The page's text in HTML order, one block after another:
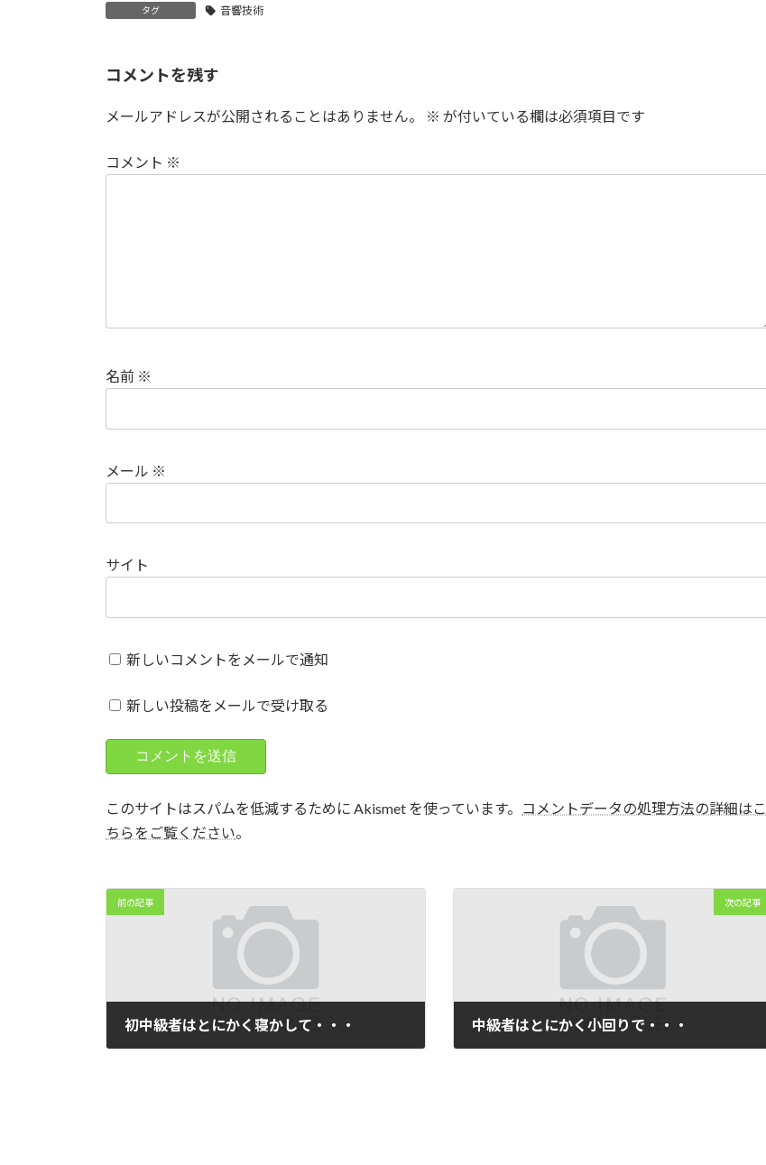
タグ 音響技術
コメントを残す
メールアドレスが公開されることはありません。 ※ が付いている欄は必須項目です
コメント ※
名前 ※
メール ※
サイト
新しいコメントをメールで通知
新しい投稿をメールで受け取る
このサイトはスパムを低減するために Akismet を使っています。
コメントデータの処理方法の詳細はこ
ちらをご覧ください。
前の記事
初中級者はとにかく寝かして・・・
次の記事
中級者はとにかく小回りで・・・